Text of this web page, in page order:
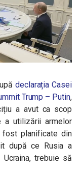
declarația Casei
Trump – Putin,
a avut ca scop
a utilizării armelor
fost planificate din
după ce Rusia a
trebuie să